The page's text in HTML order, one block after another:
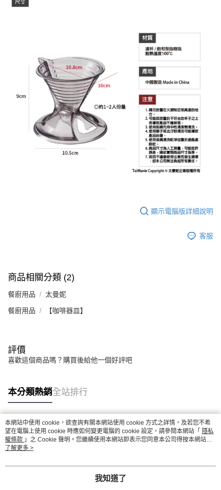
顯示電腦版詳細說明
客服
商品相關分類 (2)
餐廚用品 太曼妮
餐廚用品 【咖啡器皿】
評價
喜歡這個商品嗎？購買後給他一個好評吧
本分類熱銷全站排行
熱門標籤
本網站中使用 cookie，欲查詢有關本網站使用 cookie 方式之詳情，及若您不希
望在電腦上使用 cookie 時應如何變更電腦的 cookie 設定，請參閱本網站「 隱私
權條款 」之 Cookie 聲明。您繼續使用本網站即表示您同意本公司得按本網站使
用條款之 Cookie 聲明使用 cookie。
了解更多 >
我知道了